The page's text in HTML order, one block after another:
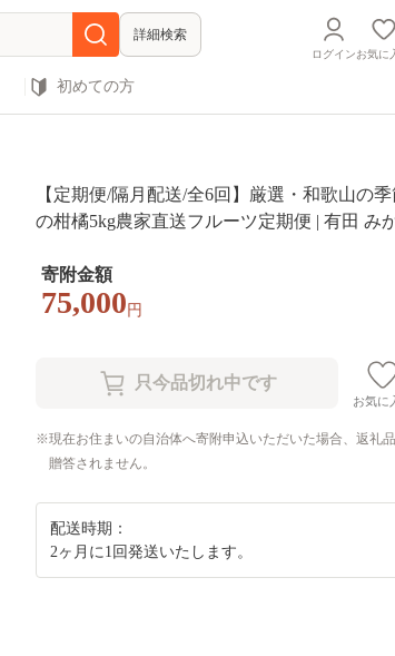
詳細検索
ログインお気に
初めての方
【定期便/隔月配送/全6回】厳選・和歌山の季
の柑橘5kg農家直送フルーツ定期便 | 有田 み
バレンシア いよかん 不知火 ※北海道・沖縄・
離島への配送不可
寄附金額
75,000 円
お気に
現在お住まいの自治体へ寄附申込いただいた場合、返礼
贈答されません。
配送時期：
2ヶ月に1回発送いたします。